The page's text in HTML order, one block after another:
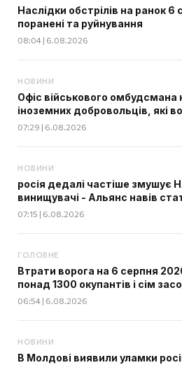
Наслідки обстрілів на ранок 6
поранені та руйнування
08:04 | 6.08.2026
НОВИНИ
Офіс військового омбудсмана
іноземних добровольців, які
07:29 | 6.08.2026
НОВИНИ
росія дедалі частіше змушує
винищувачі - Альянс навів
07:15 | 6.08.2026
ГОЛОВНЕ
Втрати ворога на 6 серпня
понад 1300 окупантів і сім
06:54 | 6.08.2026
НОВИНИ
В Молдові виявили уламки